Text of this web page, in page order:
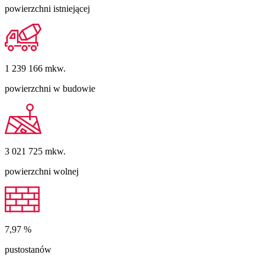
powierzchni istniejącej
1 239 166 mkw.
powierzchni w budowie
3 021 725 mkw.
powierzchni wolnej
7,97 %
pustostanów